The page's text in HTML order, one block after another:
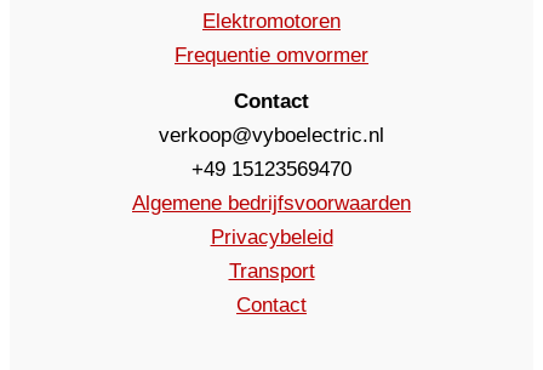
Elektromotoren
Frequentie omvormer
Contact
verkoop@vyboelectric.nl
+49 15123569470
Algemene bedrijfsvoorwaarden
Privacybeleid
Transport
Contact